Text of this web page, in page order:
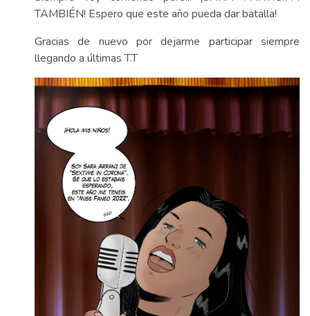
TAMBIÉN! Espero que este año pueda dar batalla!
Gracias de nuevo por dejarme participar siempre
llegando a últimas T.T